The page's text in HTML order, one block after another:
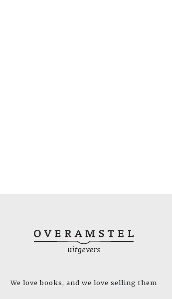
We love books, and we love selling them